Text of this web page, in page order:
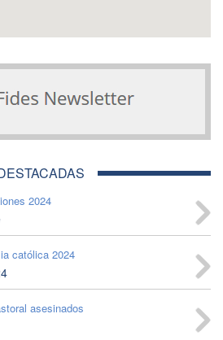
2024
católica 2024
asesinados